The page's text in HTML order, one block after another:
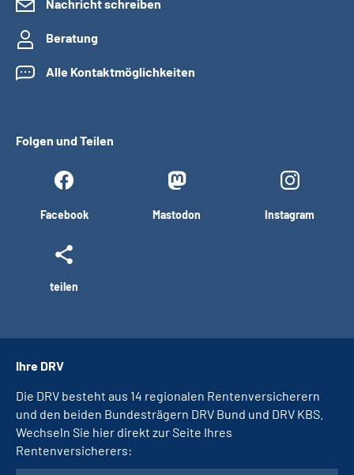
Nachricht schreiben
Beratung
Alle Kontaktmöglichkeiten
Folgen und Teilen
Facebook Mastodon Instagram
teilen
Ihre DRV
Die DRV besteht aus 14 regionalen Rentenversicherern
und den beiden Bundesträgern DRV Bund und DRV KBS.
Wechseln Sie hier direkt zur Seite Ihres
Rentenversicherers: